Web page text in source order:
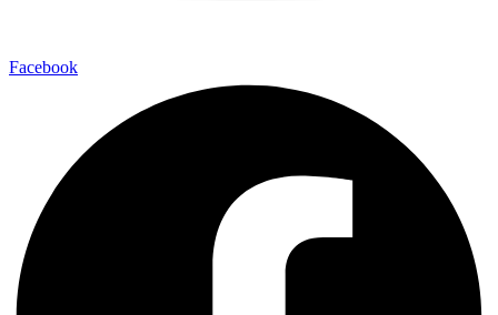
Facebook